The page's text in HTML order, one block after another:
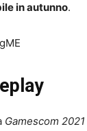
in autunno.
Gamescom 2021